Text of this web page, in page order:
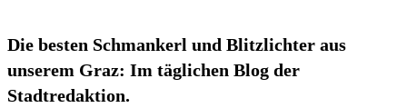
Die besten Schmankerl und Blitzlichter aus
unserem Graz: Im täglichen Blog der
Stadtredaktion.